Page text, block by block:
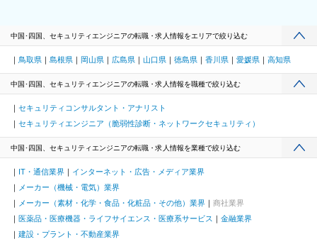
中国･四国、セキュリティエンジニアの転職・求人情報をエリアで絞り込む
鳥取県 島根県 岡山県 広島県 山口県 徳島県 香川県 愛媛県 高知県
中国･四国、セキュリティエンジニアの転職・求人情報を職種で絞り込む
セキュリティコンサルタント・アナリスト
セキュリティエンジニア（脆弱性診断・ネットワークセキュリティ）
中国･四国、セキュリティエンジニアの転職・求人情報を業種で絞り込む
IT・通信業界
インターネット・広告・メディア業界
メーカー（機械・電気）業界
メーカー（素材・化学・食品・化粧品・その他）業界
商社業界
医薬品・医療機器・ライフサイエンス・医療系サービス
金融業界
建設・プラント・不動産業界